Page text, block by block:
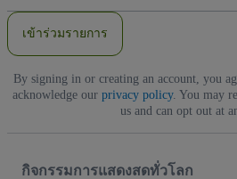
เข้าร่วมรายการ
By signing in or creating an account, you
acknowledge our privacy policy. You may
us and can opt out at
กิจกรรมการแสดงสดทั่วโลก